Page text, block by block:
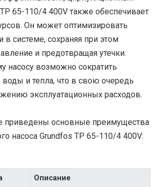
65-110/4 400V также обеспечивает
Он может оптимизировать
в системе, сохраняя при этом
и предотвращая утечки.
насосу возможно сократить
воды и тепла, что в свою очередь
эксплуатационных расходов.
приведены основные преимущества
насоса Grundfos TP 65-110/4 400V:
Описание